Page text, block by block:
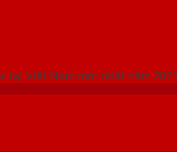
tại Việt Nam mới nhất năm 2021